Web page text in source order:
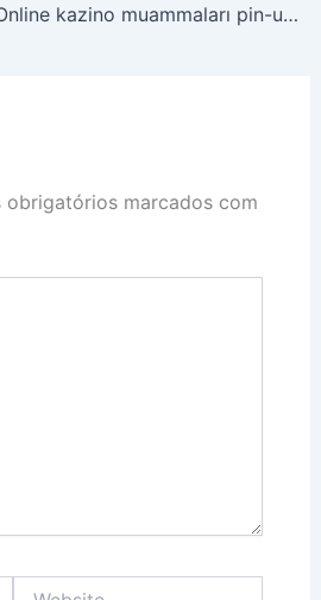
Online kazino muammaları pin-up ilə yerli kazino arasındakı fərqləri anlamaq
obrigatórios marcados com